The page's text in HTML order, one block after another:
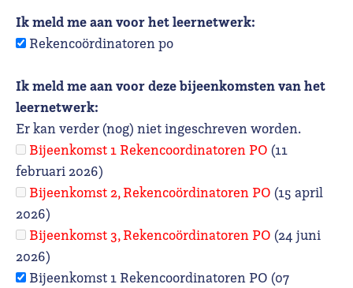
Ik meld me aan voor het leernetwerk:
Rekencoördinatoren po
Ik meld me aan voor deze bijeenkomsten van het
leernetwerk:
Er kan verder (nog) niet ingeschreven worden.
Bijeenkomst 1 Rekencoordinatoren PO (11
februari 2026)
Bijeenkomst 2, Rekencoördinatoren PO (15 april
2026)
Bijeenkomst 3, Rekencoördinatoren PO (24 juni
2026)
Bijeenkomst 1 Rekencoordinatoren PO (07